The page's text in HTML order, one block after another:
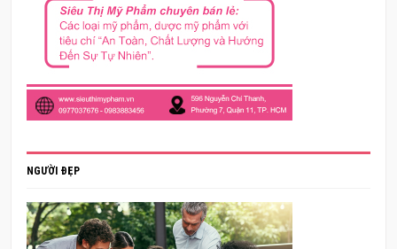
NGƯỜI ĐẸP